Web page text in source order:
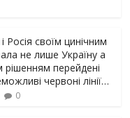
Росія своїм цинічним
не лише Україну а
рішенням перейдені
червоні лінії…
0